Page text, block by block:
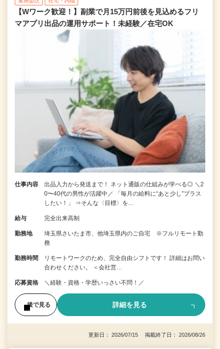
【Wワーク歓迎！】副業で月15万円前後を見込めるフリ
マアプリ出品の運用サポート！未経験／在宅OK
仕事内容
出品入力から発送まで！ ネット通販の仕組みが学べる◎ ＼2
0〜40代の男性が活躍中／ 「毎月の給料に“あと少し”プラス
したい！」 ⇒そんな〈目標〉を…
給与 完全出来高制
勤務地
埼玉県さいたま市、他埼玉県内のご自宅 ※フルリモート勤
務
勤務時間
リモートワークのため、完全自由シフトです！ 詳細はお問い
合わせください。 ＜会社営…
応募資格 ＼経験・資格・学歴いっさい不問！／
後で見る 詳細を見る
更新日： 2026/07/15 掲載終了日： 2026/08/26